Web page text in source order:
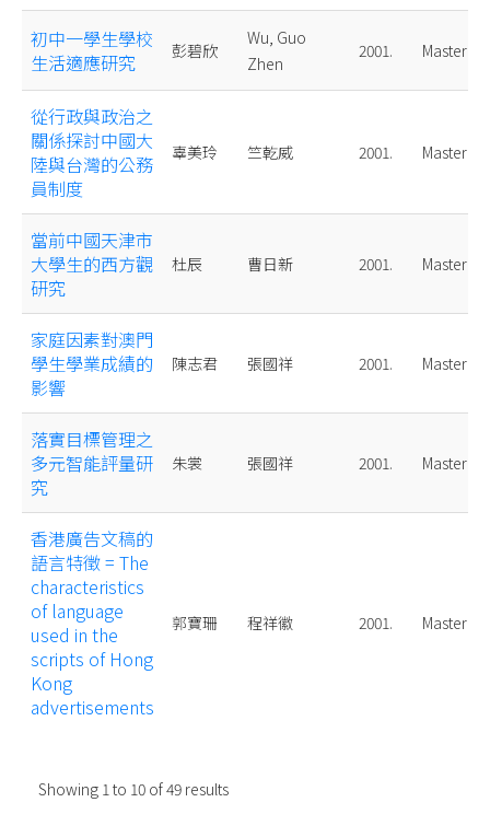
初中一學生學校
生活適應研究
彭碧欣
Wu, Guo
Zhen
2001. Master
從行政與政治之
關係探討中國大
陸與台灣的公務
員制度
辜美玲 竺乾威 2001. Master
當前中國天津市
大學生的西方觀
研究
杜辰 曹日新 2001. Master
家庭因素對澳門
學生學業成績的
影響
陳志君 張國祥 2001. Master
落實目標管理之
多元智能評量研
究
朱裳 張國祥 2001. Master
香港廣告文稿的
語言特徵 = The
characteristics
of language
used in the
scripts of Hong
Kong
advertisements
郭寶珊 程祥徽 2001. Master
Showing 1to 10 of49 results